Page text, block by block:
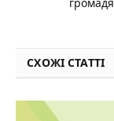
СХОЖІ СТАТТІ